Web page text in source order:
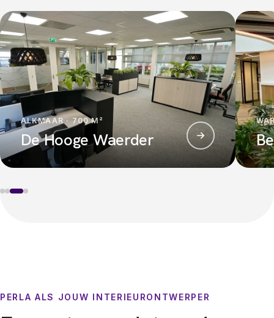
ALKMAAR · 700 M²
De Hooge Waerder
PERLA ALS JOUW INTERIEURONTWERPER